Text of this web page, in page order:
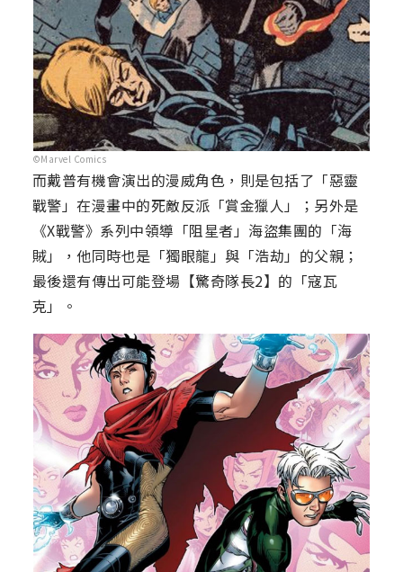
©Marvel Comics
而戴普有機會演出的漫威角色，則是包括了「惡靈
戰警」在漫畫中的死敵反派「賞金獵人」；另外是
《X戰警》系列中領導「阻星者」海盜集團的「海
賊」，他同時也是「獨眼龍」與「浩劫」的父親；
最後還有傳出可能登場【驚奇隊長2】的「寇瓦
克」。